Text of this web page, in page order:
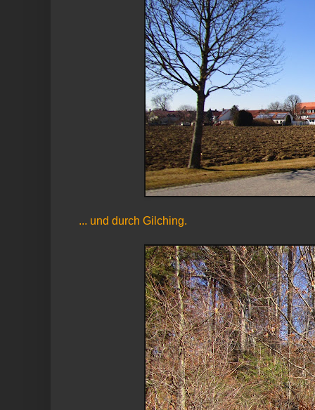
... und durch Gilching.